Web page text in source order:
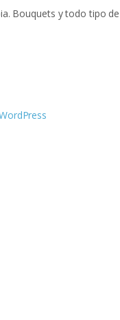
Bouquets y todo tipo